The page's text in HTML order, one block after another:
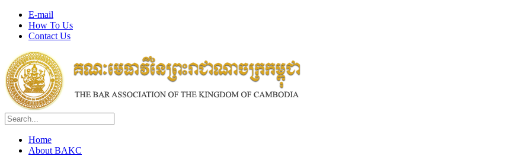
E-mail
How To Us
Contact Us
Home
About BAKC